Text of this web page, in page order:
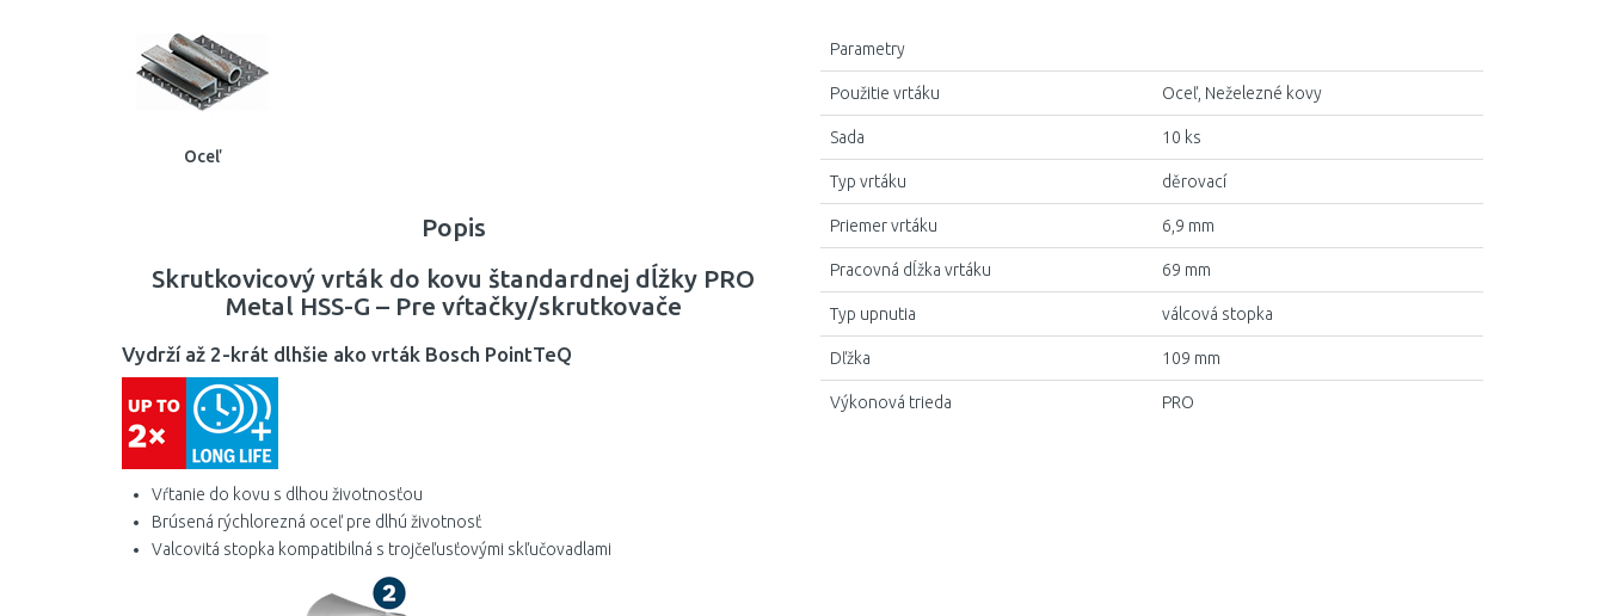
3 mm
47 mm
52 mm
63 mm
69 mm
75 mm
87 mm
Oceľ
Popis
Skrutkovicový vrták do kovu štandardnej dĺžky PRO
Metal HSS-G – Pre vŕtačky/skrutkovače
Vydrží až 2-krát dlhšie ako vrták Bosch PointTeQ
Vŕtanie do kovu s dlhou životnosťou
Brúsená rýchlorezná oceľ pre dlhú životnosť
Valcovitá stopka kompatibilná s trojčeľusťovými skľučovadlami
Parametry
Použitie vrtáku Oceľ, Neželezné kovy
Sada 10 ks
Typ vrtáku děrovací
Priemer vrtáku 6,9 mm
Pracovná dĺžka vrtáku 69 mm
Typ upnutia válcová stopka
Dľžka 109 mm
Výkonová trieda PRO